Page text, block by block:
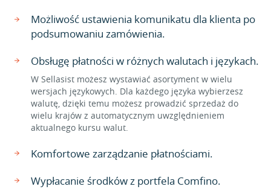
Możliwość ustawienia komunikatu dla klienta po
podsumowaniu zamówienia.
Obsługę płatności w różnych walutach i językach.
W Sellasist możesz wystawiać asortyment w wielu
wersjach językowych. Dla każdego języka wybierzesz
walutę, dzięki temu możesz prowadzić sprzedaż do
wielu krajów z automatycznym uwzględnieniem
aktualnego kursu walut.
Komfortowe zarządzanie płatnościami.
Wypłacanie środków z portfela Comfino.